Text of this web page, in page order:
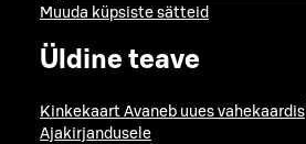
Muuda küpsiste sätteid
Üldine teave
Kinkekaart Avaneb uues vahekaardis
Ajakirjandusele